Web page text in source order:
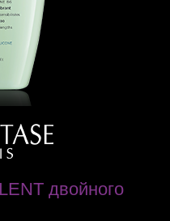
двойного